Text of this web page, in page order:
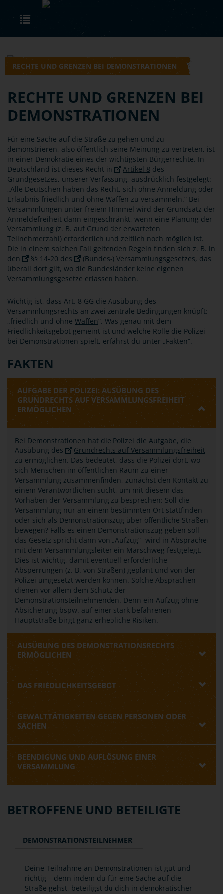
Skip to main content
RECHTE UND GRENZEN BEI DEMONSTRATIONEN
RECHTE UND GRENZEN BEI
DEMONSTRATIONEN
Für eine Sache auf die Straße zu gehen und zu
demonstrieren, also öffentlich seine Meinung zu vertreten, ist
in einer Demokratie eines der wichtigsten Bürgerrechte. In
Deutschland ist dieses Recht in
Artikel 8 des
Grundgesetzes, unserer Verfassung, ausdrücklich festgelegt:
„Alle Deutschen haben das Recht, sich ohne Anmeldung oder
Erlaubnis friedlich und ohne Waffen zu versammeln.“ Bei
Versammlungen unter freiem Himmel wird der Grundsatz der
Anmeldefreiheit dann eingeschränkt, wenn eine Planung der
Versammlung (z. B. auf Grund der erwarteten
Teilnehmerzahl) erforderlich und zeitlich noch möglich ist.
Die in einem solchen Fall geltenden Regeln finden sich z. B. in
den
§§ 14-20 des (Bundes-) Versammlungsgesetzes, das
überall dort gilt, wo die Bundesländer keine eigenen
Versammlungsgesetze erlassen haben.
Wichtig ist, dass Art. 8 GG die Ausübung des
Versammlungsrechts an zwei zentrale Bedingungen knüpft:
„friedlich und ohne Waffen“. Was genau mit dem
Friedlichkeitsgebot gemeint ist und welche Rolle die Polizei
bei Demonstrationen spielt, erfährst du unter „Fakten“.
FAKTEN
AUFGABE DER POLIZEI: AUSÜBUNG DES
GRUNDRECHTS AUF VERSAMMLUNGSFREIHEIT
ERMÖGLICHEN
Bei Demonstrationen hat die Polizei die Aufgabe, die
Ausübung des
Grundrechts auf Versammlungsfreiheit
zu ermöglichen. Das bedeutet, dass die Polizei dort, wo
sich Menschen im öffentlichen Raum zu einer
Versammlung zusammenfinden, zunächst den Kontakt zu
einem Verantwortlichen sucht, um mit diesem das
Vorhaben der Versammlung zu besprechen: Soll die
Versammlung nur an einem bestimmten Ort stattfinden
oder sich als Demonstrationszug über öffentliche Straßen
bewegen? Falls es einen Demonstrationszug geben soll -
das Gesetz spricht dann von „Aufzug“- wird in Absprache
mit dem Versammlungsleiter ein Marschweg festgelegt.
Dies ist wichtig, damit eventuell erforderliche
Absperrungen (z. B. von Straßen) geplant und von der
Polizei umgesetzt werden können. Solche Absprachen
dienen vor allem dem Schutz der
Demonstrationsteilnehmenden. Denn ein Aufzug ohne
Absicherung bspw. auf einer stark befahrenen
Hauptstraße birgt ganz erhebliche Risiken.
AUSÜBUNG DES DEMONSTRATIONSRECHTS
ERMÖGLICHEN
DAS FRIEDLICHKEITSGEBOT
GEWALTTÄTIGKEITEN GEGEN PERSONEN ODER
SACHEN
BEENDIGUNG UND AUFLÖSUNG EINER
VERSAMMLUNG
BETROFFENE UND BETEILIGTE
DEMONSTRATIONSTEILNEHMER
Deine Teilnahme an Demonstrationen ist gut und
richtig – denn indem du für eine Sache auf die
Straße gehst, beteiligst du dich in demokratischer